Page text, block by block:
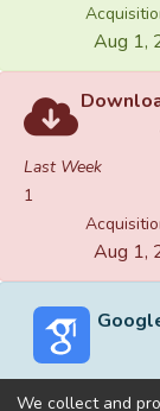
Aug 1,
Last Week
1
Aug 1,
We collect and